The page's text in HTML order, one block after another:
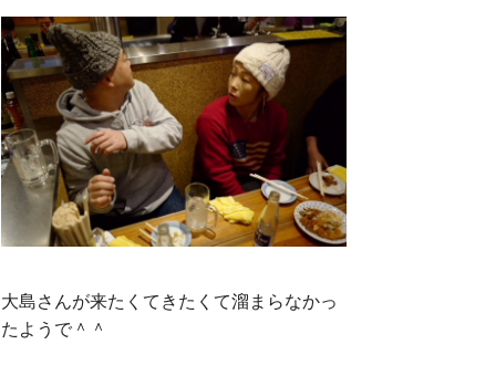
大島さんが来たくてきたくて溜まらなかっ
たようで＾＾